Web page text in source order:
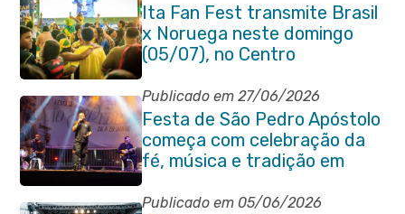
Ita Fan Fest transmite Brasil
x Noruega neste domingo
(05/07), no Centro
Publicado em 27/06/2026
Festa de São Pedro Apóstolo
começa com celebração da
fé, música e tradição em
Venda das Pedras
Publicado em 05/06/2026